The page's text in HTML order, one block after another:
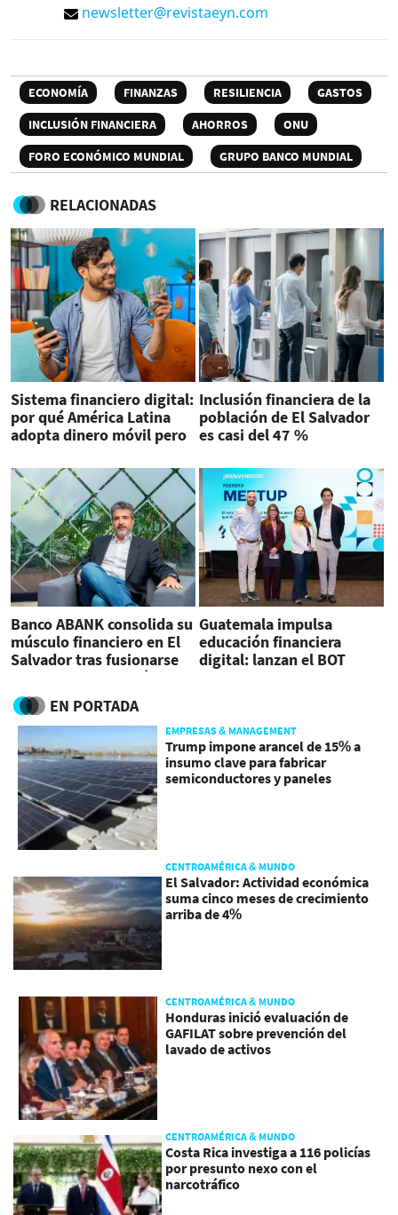
newsletter@revistaeyn.com
ECONOMÍA FINANZAS RESILIENCIA
GASTOS
INCLUSIÓN FINANCIERA
AHORROS
ONU
FORO ECONÓMICO MUNDIAL
GRUPO BANCO MUNDIAL
RELACIONADAS
Sistema financiero digital:
por qué América Latina
adopta dinero móvil pero
Inclusión financiera de la
población de El Salvador
es casi del 47 %
Banco ABANK consolida su
músculo financiero en El
Salvador tras fusionarse
con SAC Constelación
Guatemala impulsa
educación financiera
digital: lanzan el BOT
EN PORTADA
EMPRESAS & MANAGEMENT
Trump impone arancel de 15% a
insumo clave para fabricar
semiconductores y paneles
CENTROAMÉRICA & MUNDO
El Salvador: Actividad económica
suma cinco meses de crecimiento
arriba de 4%
CENTROAMÉRICA & MUNDO
Honduras inició evaluación de
GAFILAT sobre prevención del
lavado de activos
CENTROAMÉRICA & MUNDO
Costa Rica investiga a 116 policías
por presunto nexo con el
narcotráfico